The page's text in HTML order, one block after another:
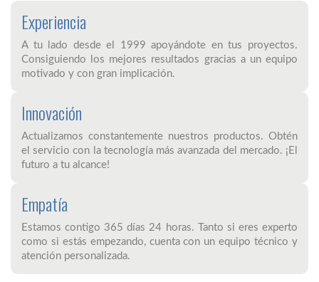
Experiencia
A tu lado desde el 1999 apoyándote en tus proyectos.
Consiguiendo los mejores resultados gracias a un equipo
motivado y con gran implicación.
Innovación
Actualizamos constantemente nuestros productos. Obtén
el servicio con la tecnología más avanzada del mercado. ¡El
futuro a tu alcance!
Empatía
Estamos contigo 365 días 24 horas. Tanto si eres experto
como si estás empezando, cuenta con un equipo técnico y
atención personalizada.